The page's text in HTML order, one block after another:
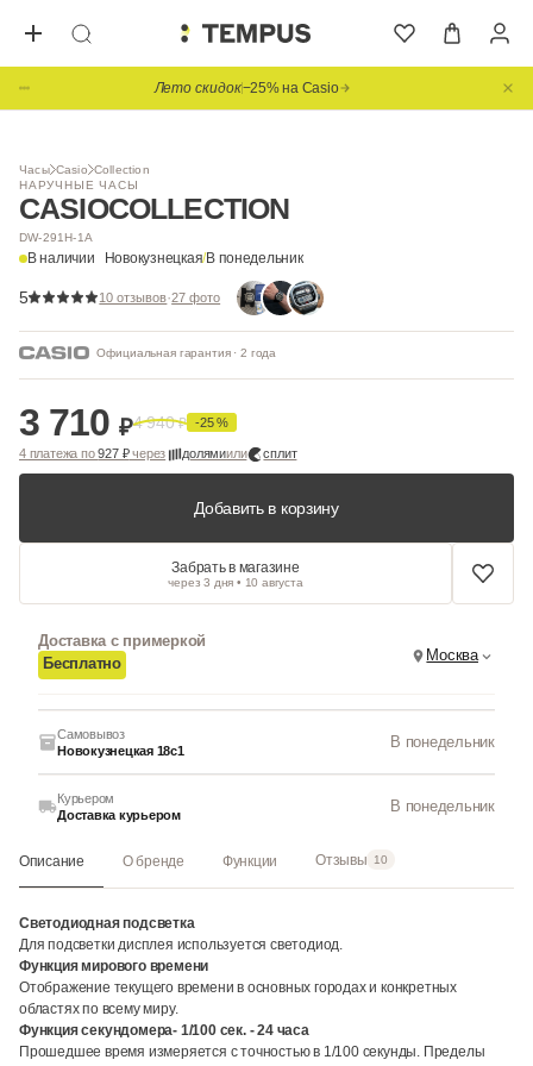
Лето скидок−25% на Casio
Часы Casio Collection
НАРУЧНЫЕ ЧАСЫ
CASIOCOLLECTION
DW-291H-1A
В наличии Новокузнецкая/В понедельник
5 10 отзывов·27 фото
Официальная гарантия · 2 года
3 710 ₽4 940₽ -25 %
4 платежа по927 ₽через долямиили сплит
Добавить в корзину
Забрать в магазине
через 3 дня • 10 августа
Доставка с примеркой
Бесплатно
Москва
Самовывоз
Новокузнецкая 18с1
В понедельник
Курьером
Доставка курьером
В понедельник
Описание О бренде Функции Отзывы 10
Светодиодная подсветка
Для подсветки дисплея используется светодиод.
Функция мирового времени
Отображение текущего времени в основных городах и конкретных
областях по всему миру.
Функция секундомера- 1/100 сек. - 24 часа
Прошедшее время измеряется с точностью в 1/100 секунды. Пределы